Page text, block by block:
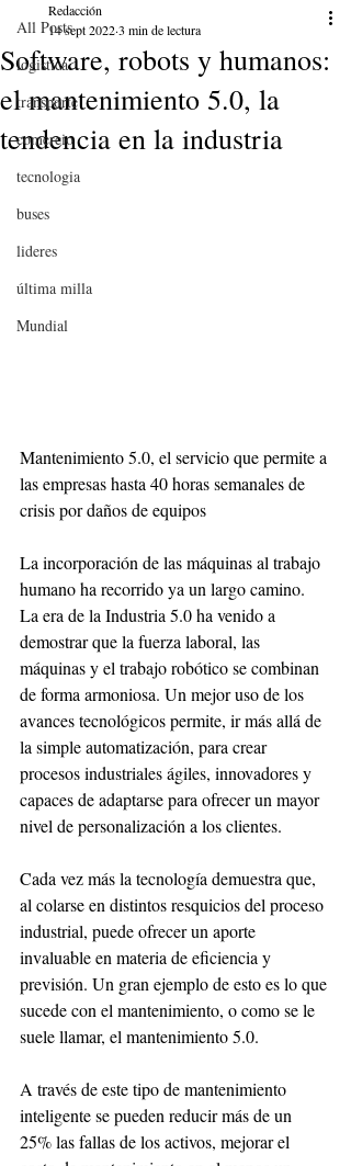
All Posts
logistica
transporte
comercio
tecnologia
buses
lideres
última milla
Mundial
Software, robots y humanos:
el mantenimiento 5.0, la
tendencia en la industria
Redacción
14 sept 20223 min de lectura
Mantenimiento 5.0, el servicio que permite a
las empresas hasta 40 horas semanales de
crisis por daños de equipos
La incorporación de las máquinas al trabajo
humano ha recorrido ya un largo camino.
La era de la Industria 5.0 ha venido a
demostrar que la fuerza laboral, las
máquinas y el trabajo robótico se combinan
de forma armoniosa. Un mejor uso de los
avances tecnológicos permite, ir más allá de
la simple automatización, para crear
procesos industriales ágiles, innovadores y
capaces de adaptarse para ofrecer un mayor
nivel de personalización a los clientes.
Cada vez más la tecnología demuestra que,
al colarse en distintos resquicios del proceso
industrial, puede ofrecer un aporte
invaluable en materia de eficiencia y
previsión. Un gran ejemplo de esto es lo que
sucede con el mantenimiento, o como se le
suele llamar, el mantenimiento 5.0.
A través de este tipo de mantenimiento
inteligente se pueden reducir más de un
25% las fallas de los activos, mejorar el